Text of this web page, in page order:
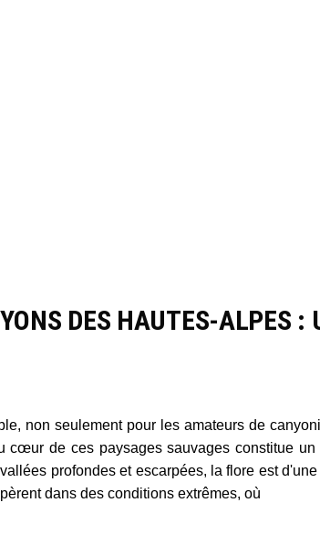
DES HAUTES-ALPES :
non seulement pour les amateurs de
de ces paysages sauvages constitue un
profondes et escarpées, la flore est
dans des conditions extrêmes, où